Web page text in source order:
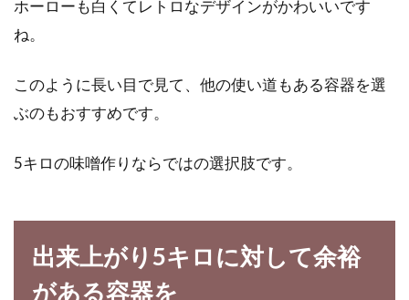
ホーローも白くてレトロなデザインがかわいいです
ね。
このように長い目で見て、他の使い道もある容器を選
ぶのもおすすめです。
5キロの味噌作りならではの選択肢です。
出来上がり5キロに対して余裕
がある容器を